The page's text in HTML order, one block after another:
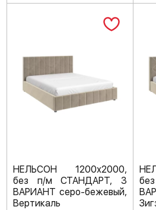
НЕЛЬСОН 1200х2000,
без п/м СТАНДАРТ, 3
ВАРИАНТ серо-бежевый,
Вертикаль